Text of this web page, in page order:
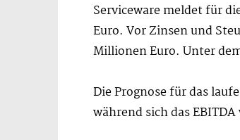
Serviceware meldet für
Euro. Vor Zinsen und
Millionen Euro. Unter
Die Prognose für das
während sich das